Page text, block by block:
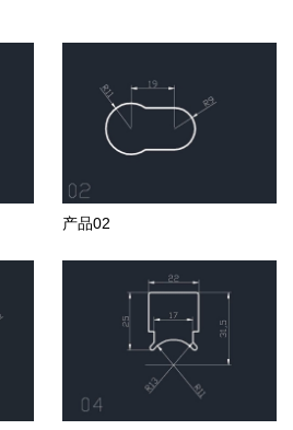
产品02